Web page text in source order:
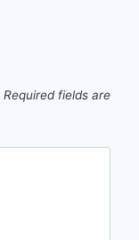
Required fields are